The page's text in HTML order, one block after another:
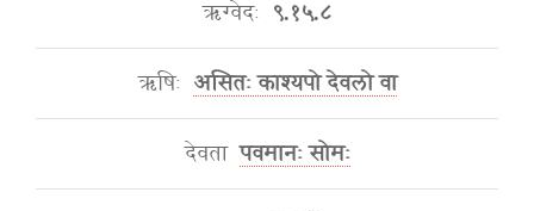
ऋग्वेदः ९.१५.८
ऋषिः असितः काश्यपो देवलो वा
देवता पवमानः सोमः